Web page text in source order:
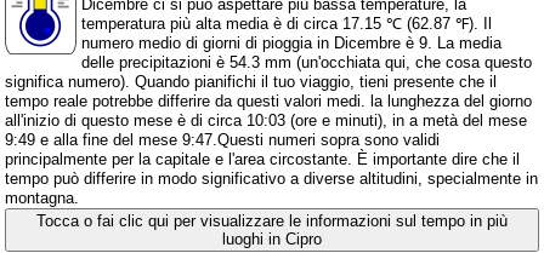
Dicembre ci si può aspettare più bassa temperature, la
temperatura più alta media è di circa 17.15 ℃ (62.87 ℉). Il
numero medio di giorni di pioggia in Dicembre è 9. La media
delle precipitazioni è 54.3 mm (un'occhiata qui, che cosa questo
significa numero). Quando pianifichi il tuo viaggio, tieni presente che il
tempo reale potrebbe differire da questi valori medi. la lunghezza del giorno
all'inizio di questo mese è di circa 10:03 (ore e minuti), in a metà del mese
9:49 e alla fine del mese 9:47.Questi numeri sopra sono validi
principalmente per la capitale e l'area circostante. È importante dire che il
tempo può differire in modo significativo a diverse altitudini, specialmente in
montagna.
Tocca o fai clic qui per visualizzare le informazioni sul tempo in più
luoghi in Cipro